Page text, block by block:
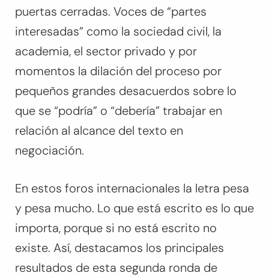
puertas cerradas. Voces de “partes
interesadas” como la sociedad civil, la
academia, el sector privado y por
momentos la dilación del proceso por
pequeños grandes desacuerdos sobre lo
que se “podría” o “debería” trabajar en
relación al alcance del texto en
negociación.
En estos foros internacionales la letra pesa
y pesa mucho. Lo que está escrito es lo que
importa, porque si no está escrito no
existe. Así, destacamos los principales
resultados de esta segunda ronda de